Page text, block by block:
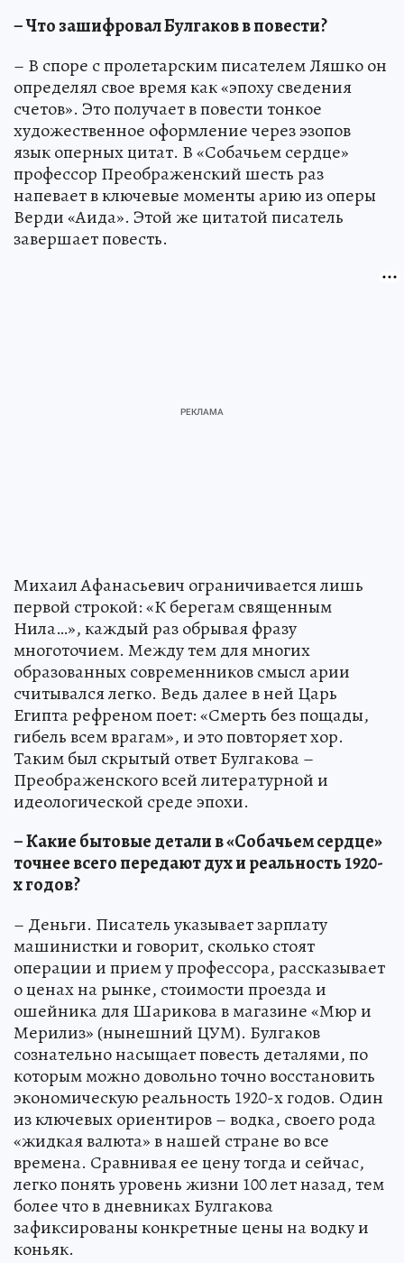
– Что зашифровал Булгаков в повести?
– В споре с пролетарским писателем Ляшко он
определял свое время как «эпоху сведения
счетов». Это получает в повести тонкое
художественное оформление через эзопов
язык оперных цитат. В «Собачьем сердце»
профессор Преображенский шесть раз
напевает в ключевые моменты арию из оперы
Верди «Аида». Этой же цитатой писатель
завершает повесть.
Михаил Афанасьевич ограничивается лишь
первой строкой: «К берегам священным
Нила…», каждый раз обрывая фразу
многоточием. Между тем для многих
образованных современников смысл арии
считывался легко. Ведь далее в ней Царь
Египта рефреном поет: «Смерть без пощады,
гибель всем врагам», и это повторяет хор.
Таким был скрытый ответ Булгакова –
Преображенского всей литературной и
идеологической среде эпохи.
– Какие бытовые детали в «Собачьем сердце»
точнее всего передают дух и реальность 1920-
х годов?
– Деньги. Писатель указывает зарплату
машинистки и говорит, сколько стоят
операции и прием у профессора, рассказывает
о ценах на рынке, стоимости проезда и
ошейника для Шарикова в магазине «Мюр и
Мерилиз» (нынешний ЦУМ). Булгаков
сознательно насыщает повесть деталями, по
которым можно довольно точно восстановить
экономическую реальность 1920-х годов. Один
из ключевых ориентиров – водка, своего рода
«жидкая валюта» в нашей стране во все
времена. Сравнивая ее цену тогда и сейчас,
легко понять уровень жизни 100 лет назад, тем
более что в дневниках Булгакова
зафиксированы конкретные цены на водку и
коньяк.